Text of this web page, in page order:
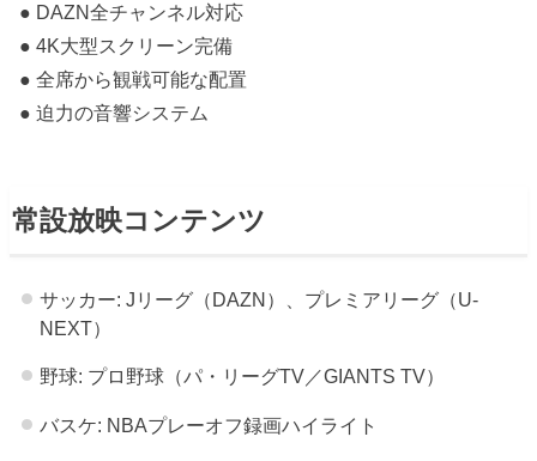
● DAZN全チャンネル対応
● 4K大型スクリーン完備
● 全席から観戦可能な配置
● 迫力の音響システム
常設放映コンテンツ
サッカー: Jリーグ（DAZN）、プレミアリーグ（U-
NEXT）
野球: プロ野球（パ・リーグTV／GIANTS TV）
バスケ: NBAプレーオフ録画ハイライト